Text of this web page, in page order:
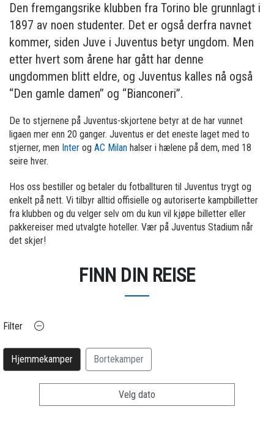
Den fremgangsrike klubben fra Torino ble grunnlagt i
1897 av noen studenter. Det er også derfra navnet
kommer, siden Juve i Juventus betyr ungdom. Men
etter hvert som årene har gått har denne
ungdommen blitt eldre, og Juventus kalles nå også
“Den gamle damen” og “Bianconeri”.
De to stjernene på Juventus-skjortene betyr at de har vunnet
ligaen mer enn 20 ganger. Juventus er det eneste laget med to
stjerner, men Inter og AC Milan halser i hælene på dem, med 18
seire hver.
Hos oss bestiller og betaler du fotballturen til Juventus trygt og
enkelt på nett. Vi tilbyr alltid offisielle og autoriserte kampbilletter
fra klubben og du velger selv om du kun vil kjøpe billetter eller
pakkereiser med utvalgte hoteller. Vær på Juventus Stadium når
det skjer!